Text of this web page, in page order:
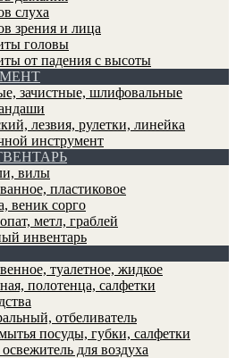
слуха
зрения и лица
головы
от падения с высоты
зачистные, шлифовальные
лезвия, рулетки, линейка
инструмент
вилы
пластиковое
веник сорго
метл, граблей
инвентарь
туалетное, жидкое
полотенца, салфетки
отбеливатель
посуды, губки, салфетки
для воздуха